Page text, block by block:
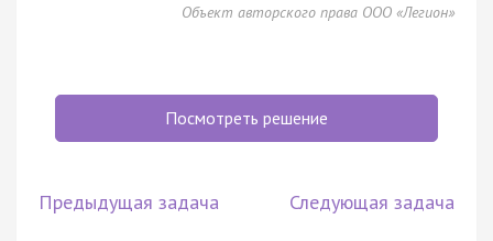
Объект авторского права ООО «Легион»
Посмотреть решение
Предыдущая задача Следующая задача